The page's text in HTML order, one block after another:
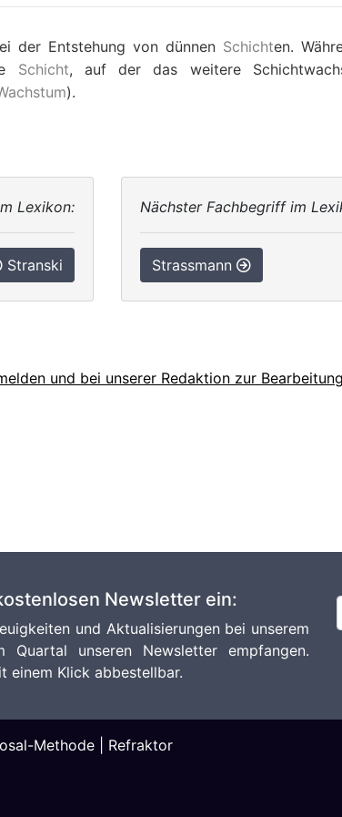
der Entstehung von dünnen Schichten.
Schicht, auf der das weitere
).
Lexikon:
Stranski
Nächster Fachbegriff im
Strassmann
und bei unserer Redaktion zur
Newsletter ein:
und Aktualisierungen bei unserem
unseren Newsletter empfangen.
einem Klick abbestellbar.
Methode Refraktor